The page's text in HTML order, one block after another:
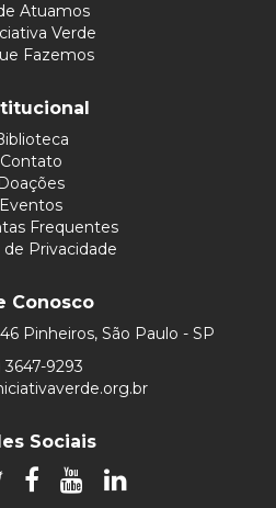
Atuamos
Verde
Fazemos
Contato
Doações
Eventos
Frequentes
de Privacidade
Conosco
Pinheiros, São Paulo - SP
3647-9293
Sociais